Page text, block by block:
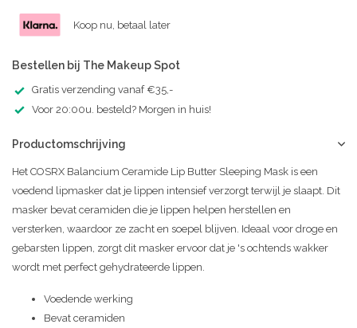
Koop nu, betaal later
Bestellen bij The Makeup Spot
Gratis verzending vanaf €35,-
Voor 20:00u. besteld? Morgen in huis!
Productomschrijving
Het COSRX Balancium Ceramide Lip Butter Sleeping Mask is een
voedend lipmasker dat je lippen intensief verzorgt terwijl je slaapt. Dit
masker bevat ceramiden die je lippen helpen herstellen en
versterken, waardoor ze zacht en soepel blijven. Ideaal voor droge en
gebarsten lippen, zorgt dit masker ervoor dat je 's ochtends wakker
wordt met perfect gehydrateerde lippen.
Voedende werking
Bevat ceramiden